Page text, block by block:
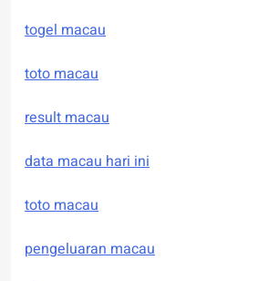
togel macau
toto macau
result macau
data macau hari ini
toto macau
pengeluaran macau